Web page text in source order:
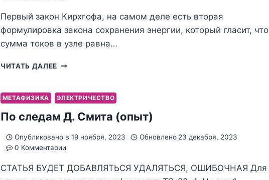
Первый закон Кирхгофа, на самом деле есть вторая
формулировка закона сохранения энергии, который гласит, что
сумма токов в узле равна…
ЧИТАТЬ ДАЛЕЕ ЗАКОН
МЕТАФИЗИКА ЭЛЕКТРИЧЕСТВО
По следам Д. Смита (опыт)
Опубликовано в 19 ноября, 2023 Обновлено 23 декабря, 2023
0 Комментарии
СТАТЬЯ БУДЕТ ДОБАВЛЯТЬСЯ УДАЛЯТЬСЯ, ОШИБОЧНАЯ Для